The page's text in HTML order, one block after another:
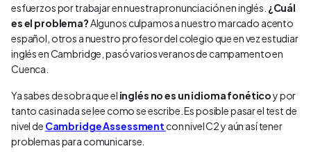
esfuerzos por trabajar en nuestra pronunciación en inglés. ¿Cuál
es el problema? Algunos culpamos a nuestro marcado acento
español, otros a nuestro profesor del colegio que en vez estudiar
inglés en Cambridge, pasó varios veranos de campamento en
Cuenca.
Ya sabes de sobra que el inglés no es un idioma fonéticoy por
tanto casi nada se lee como se escribe. Es posible pasar el test de
nivel de Cambridge Assessmentcon nivel C2 y aún así tener
problemas para comunicarse.